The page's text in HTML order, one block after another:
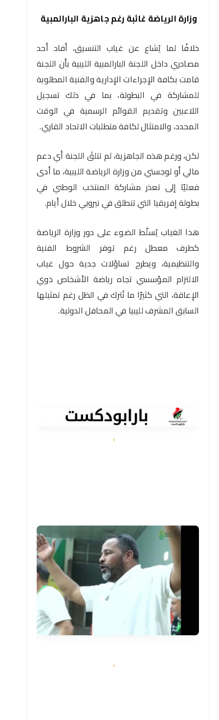
وزارة الرياضة غائبة رغم جاهزية البارالمبية
خلافًا لما يُشاع عن غياب التنسيق، أفاد أحد
مصادري داخل اللجنة البارالمبية الليبية بأن اللجنة
قامت بكافة الإجراءات الإدارية والفنية المطلوبة
للمشاركة في البطولة، بما في ذلك تسجيل
اللاعبين وتقديم القوائم الرسمية في الوقت
المحدد، والامتثال لكافة متطلبات الاتحاد القاري.
لكن، ورغم هذه الجاهزية، لم تتلقَ اللجنة أي دعم
مالي أو لوجستي من وزارة الرياضة الليبية، ما أدى
فعليًا إلى تعذر مشاركة المنتخب الوطني في
بطولة إفريقيا التي تنطلق في نيروبي خلال أيام.
هذا الغياب يُسلّط الضوء على دور وزارة الرياضة
كطرف معطل رغم توفر الشروط الفنية
والتنظيمية، ويطرح تساؤلات جدية حول غياب
الالتزام المؤسسي تجاه رياضة الأشخاص ذوي
الإعاقة، التي كثيرًا ما تُترك في الظل رغم تمثيلها
السابق المشرف لليبيا في المحافل الدولية.